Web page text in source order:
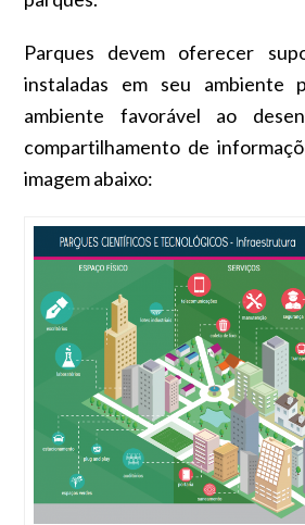
Parques devem oferecer
instaladas em seu ambiente
ambiente favorável ao
compartilhamento de
imagem abaixo: